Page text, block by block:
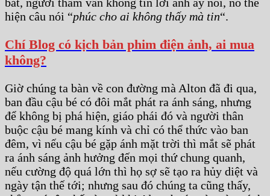
hiện câu nói “phúc cho ai không thấy mà tin“.
Chí Blog có kịch bản phim điện ảnh, ai mua
không?
Giờ chúng ta bàn về con đường mà Alton đã đi qua,
ban đầu cậu bé có đôi mắt phát ra ánh sáng, nhưng
để không bị phá hiện, giáo phái đó và người thân
buộc cậu bé mang kính và chỉ có thể thức vào ban
đêm, vì nếu cậu bé gặp ánh mặt trời thì mắt sẽ phát
ra ánh sáng ảnh hưởng đến mọi thứ chung quanh,
nếu cường độ quá lớn thì họ sợ sẽ tạo ra hủy diệt và
ngày tận thế tới; nhưng sau đó chúng ta cũng thấy,